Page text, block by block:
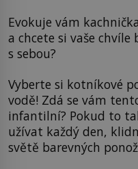
Evokuje vám
a chcete si vaše
s sebou?
Vyberte si kotníkové
vodě! Zdá se vám
infantilní? Pokud to
užívat každý den,
světě barevných